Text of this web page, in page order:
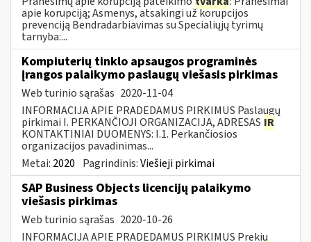
apie korupciją; Asmenys, atsakingi už korupcijos
prevenciją Bendradarbiavimas su Specialiųjų tyrimų
tarnyba:...
Kompiuterių tinklo apsaugos programinės
įrangos palaikymo paslaugų viešasis pirkimas
Web turinio sąrašas 2020-11-04
INFORMACIJA APIE PRADEDAMUS PIRKIMUS Paslaugų
pirkimai I. PERKANČIOJI ORGANIZACIJA, ADRESAS IR
KONTAKTINIAI DUOMENYS: I.1. Perkančiosios
organizacijos pavadinimas...
Metai: 2020 Pagrindinis:Viešieji pirkimai
SAP Business Objects licencijų palaikymo
viešasis pirkimas
Web turinio sąrašas 2020-10-26
INFORMACIJA APIE PRADEDAMUS PIRKIMUS Prekių